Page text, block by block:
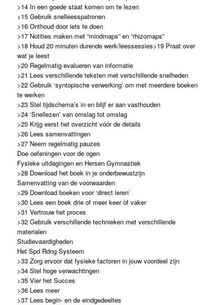
>14 In een goede staat komen om te lezen
>15 Gebruik snelleesspatronen
>16 Onthoud door iets te doen
>17 Notities maken met “mindmaps” en “rhizomaps”
>18 Houd 20 minuten durende werk/leessessies>19 Praat over
wat je leest
>20 Regelmatig evalueren van informatie
>21 Lees verschillende teksten met verschillende snelheden
>22 Gebruik ‘syntopische verwerking’ om met meerdere boeken
te werken
>23 Stel tijdschema’s in en blijf er aan vasthouden
>24 ‘Snellezen’ van omslag tot omslag
>25 Krijg eerst het overzicht vóór de details
>26 Lees samenvattingen
>27 Neem regelmatig pauzes
Doe oefeningen voor de ogen
Fysieke uitdagingen en Hersen Gymnastiek
>28 Download het boek in je onderbewustzijn
Samenvatting van de voorwaarden
>29 Download boeken voor ‘direct leren’
>30 Lees een boek drie of meer keer òf vaker
>31 Vertrouw het proces
>32 Gebruik verschillende technieken met verschillende
materialen
Studievaardigheden
Het Spd Rdng Systeem
>33 Zorg ervoor dat fysieke factoren in jouw voordeel zijn
>34 Stel hoge verwachtingen
>35 Vier het Succes
>36 Lees meer
>37 Lees begin- en de eindgedeeltes